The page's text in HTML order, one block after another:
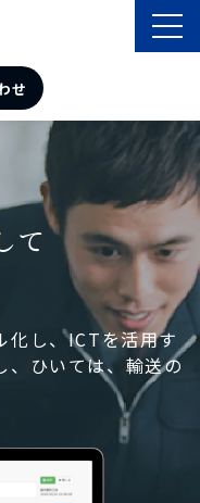
せ
て
化し、ICTを活用す
、ひいては、輸送の